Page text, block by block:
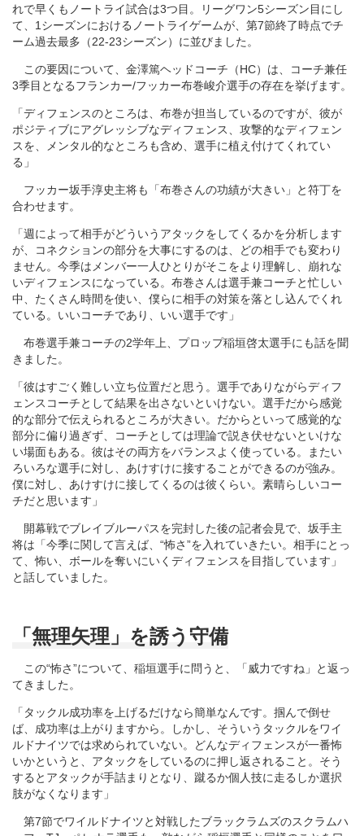
れで早くもノートライ試合は3つ目。リーグワン5シーズン目にし
て、1シーズンにおけるノートライゲームが、第7節終了時点でチ
ーム過去最多（22-23シーズン）に並びました。
この要因について、金澤篤ヘッドコーチ（HC）は、コーチ兼任
3季目となるフランカー/フッカー布巻峻介選手の存在を挙げます。
「ディフェンスのところは、布巻が担当しているのですが、彼が
ポジティブにアグレッシブなディフェンス、攻撃的なディフェン
スを、メンタル的なところも含め、選手に植え付けてくれてい
る」
フッカー坂手淳史主将も「布巻さんの功績が大きい」と符丁を
合わせます。
「週によって相手がどういうアタックをしてくるかを分析します
が、コネクションの部分を大事にするのは、どの相手でも変わり
ません。今季はメンバー一人ひとりがそこをより理解し、崩れな
いディフェンスになっている。布巻さんは選手兼コーチと忙しい
中、たくさん時間を使い、僕らに相手の対策を落とし込んでくれ
ている。いいコーチであり、いい選手です」
布巻選手兼コーチの2学年上、プロップ稲垣啓太選手にも話を聞
きました。
「彼はすごく難しい立ち位置だと思う。選手でありながらディフ
ェンスコーチとして結果を出さないといけない。選手だから感覚
的な部分で伝えられるところが大きい。だからといって感覚的な
部分に偏り過ぎず、コーチとしては理論で説き伏せないといけな
い場面もある。彼はその両方をバランスよく使っている。またい
ろいろな選手に対し、あけすけに接することができるのが強み。
僕に対し、あけすけに接してくるのは彼くらい。素晴らしいコー
チだと思います」
開幕戦でブレイブルーパスを完封した後の記者会見で、坂手主
将は「今季に関して言えば、“怖さ”を入れていきたい。相手にとっ
て、怖い、ボールを奪いにいくディフェンスを目指しています」
と話していました。
「無理矢理」を誘う守備
この“怖さ”について、稲垣選手に問うと、「威力ですね」と返っ
てきました。
「タックル成功率を上げるだけなら簡単なんです。掴んで倒せ
ば、成功率は上がりますから。しかし、そういうタックルをワイ
ルドナイツでは求められていない。どんなディフェンスが一番怖
いかというと、アタックをしているのに押し返されること。そう
するとアタックが手詰まりとなり、蹴るか個人技に走るしか選択
肢がなくなります」
第7節でワイルドナイツと対戦したブラックラムズのスクラムハ